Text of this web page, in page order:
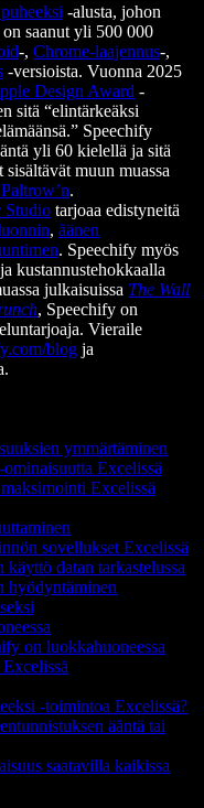
-alusta, johon
saanut yli 500 000
-, Chrome-laajennus-,
-versioista. Vuonna 2025
Design Award -
sitä “elintärkeäksi
Speechify
yli 60 kielellä ja sitä
sisältävät muun muassa
.
Studio tarjoaa edistyneitä
, äänen
. Speechify myös
kustannustehokkaalla
julkaisuissa The Wall
, Speechify on
Vieraile
blog ja
ymmärtäminen
Excelissä
Excelissä
sovellukset Excelissä
datan tarkastelussa
hyödyntäminen
on luokkahuoneessa
-toimintoa Excelissä?
ääntä tai
saatavilla kaikissa